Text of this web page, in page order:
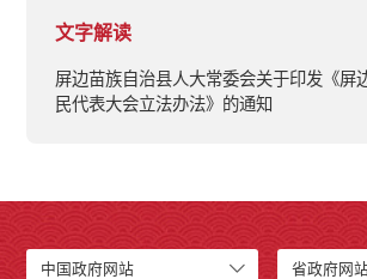
文字解读
屏边苗族自治县人大常委会关于印发《屏
民代表大会立法办法》的通知
中国政府网站 省政府网